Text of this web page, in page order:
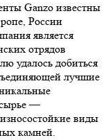
Ganzo известны
России
является
отрядов
удалось добиться
лучшие
сырье —
виды
камней.